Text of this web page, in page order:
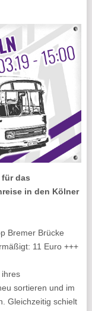
für das
in den Kölner
Bremer Brücke
11 Euro +++
sortieren und im
Gleichzeitig schielt